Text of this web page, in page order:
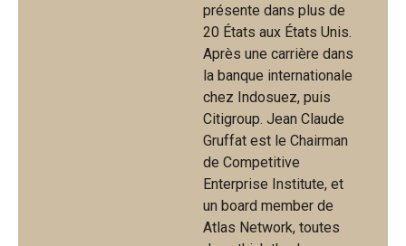
présente dans plus de
20 États aux États Unis.
Après une carrière dans
la banque internationale
chez Indosuez, puis
Citigroup. Jean Claude
Gruffat est le Chairman
de Competitive
Enterprise Institute, et
un board member de
Atlas Network, toutes